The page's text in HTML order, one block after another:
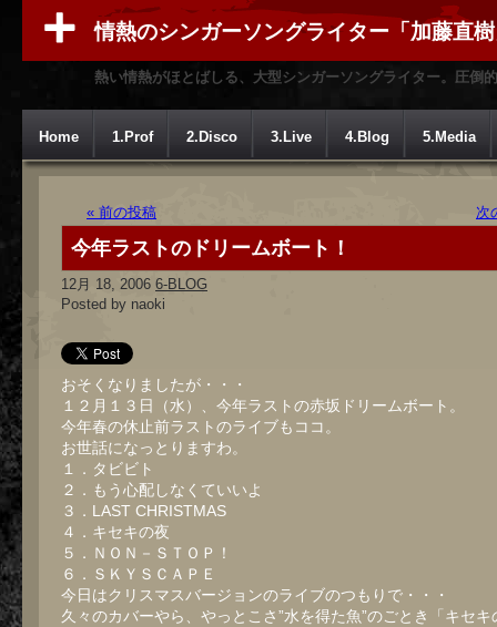
情熱のシンガーソングライター「加藤直
熱い情熱がほとばしる、大型シンガーソングライター。圧倒
Home 1.Prof 2.Disco 3.Live 4.Blog 5.Media
« 前の投稿 次
今年ラストのドリームボート！
12月 18, 2006 6-BLOG
Posted by naoki
おそくなりましたが・・・
１２月１３日（水）、今年ラストの赤坂ドリームボート。
今年春の休止前ラストのライブもココ。
お世話になっとりますわ。
１．タビビト
２．もう心配しなくていいよ
３．LAST CHRISTMAS
４．キセキの夜
５．ＮＯＮ－ＳＴＯＰ！
６．ＳＫＹＳＣＡＰＥ
今日はクリスマスバージョンのライブのつもりで・・・
久々のカバーやら、やっとこさ”水を得た魚”のごとき「キセキ